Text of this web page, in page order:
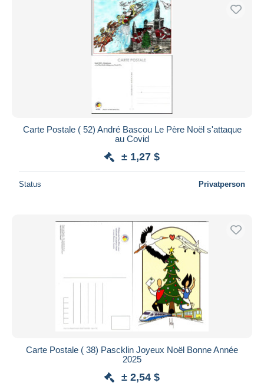
Carte Postale ( 52) André Bascou Le Père Noël s'attaque
au Covid
± 1,27 $
Status Privatperson
Carte Postale ( 38) Pascklin Joyeux Noël Bonne Année
2025
± 2,54 $